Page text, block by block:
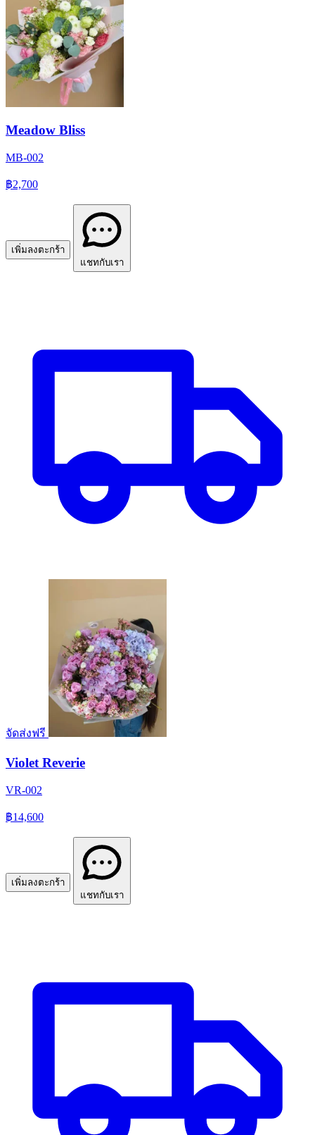
Meadow Bliss
MB-002
฿2,700
เพิ่มลงตะกร้า
แชทกับเรา
จัดส่งฟรี
Violet Reverie
VR-002
฿14,600
เพิ่มลงตะกร้า
แชทกับเรา